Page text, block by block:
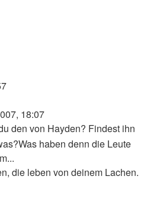
18:07
den von Hayden? Findest ihn
haben denn die Leute
die leben von deinem Lachen.